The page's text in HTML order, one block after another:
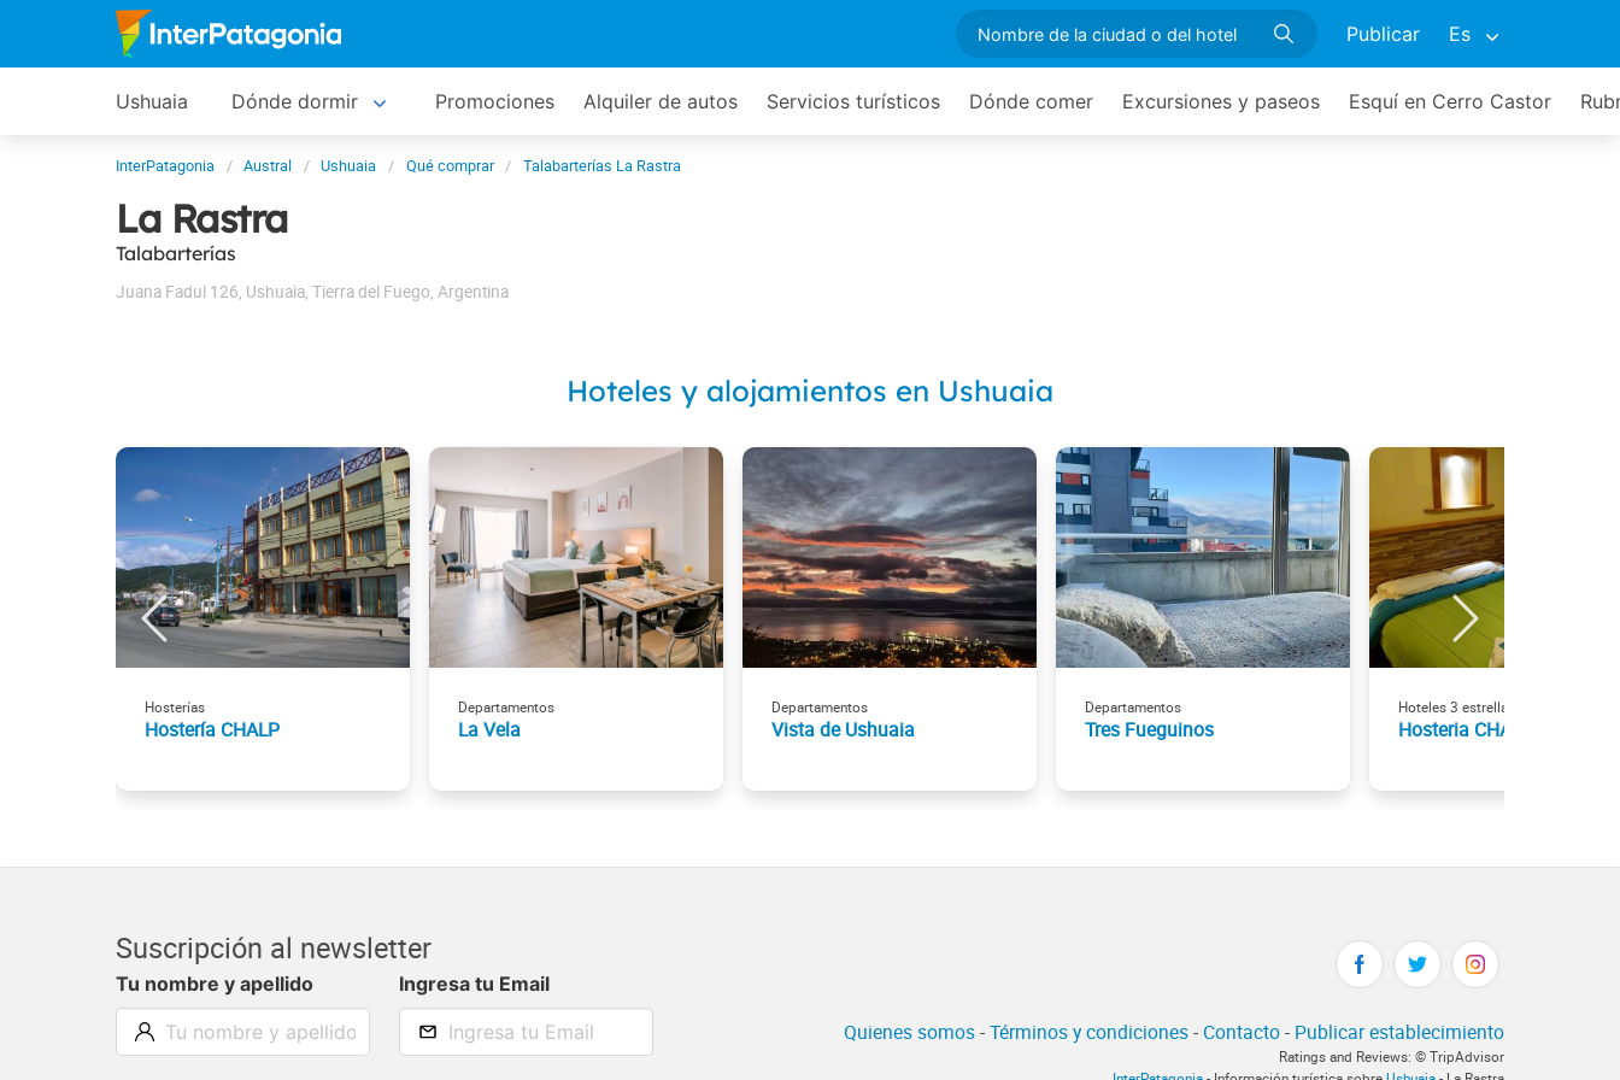
Publicar Es
Ushuaia Dónde dormir Promociones Alquiler de autos Servicios turísticos Dónde comer Excursiones y paseos Esquí en Cerro Castor
InterPatagonia Austral Ushuaia Qué comprar Talabarterías La Rastra
La Rastra
Talabarterías
Juana Fadul 126 Ushuaia Tierra del Fuego Argentina
Hoteles y alojamientos en Ushuaia
Hosterías
Hostería CHALP
Departamentos
La Vela
Departamentos
Vista de Ushuaia
Departamentos
Tres Fueguinos
Hoteles 3 estrellas
Hosteria CHALP
Suscripción al newsletter
Tu nombre y apellido Ingresa tu Email
Quienes somos-Términos y condiciones- Contacto- Publicar establecimiento
Ratings and Reviews: © TripAdvisor